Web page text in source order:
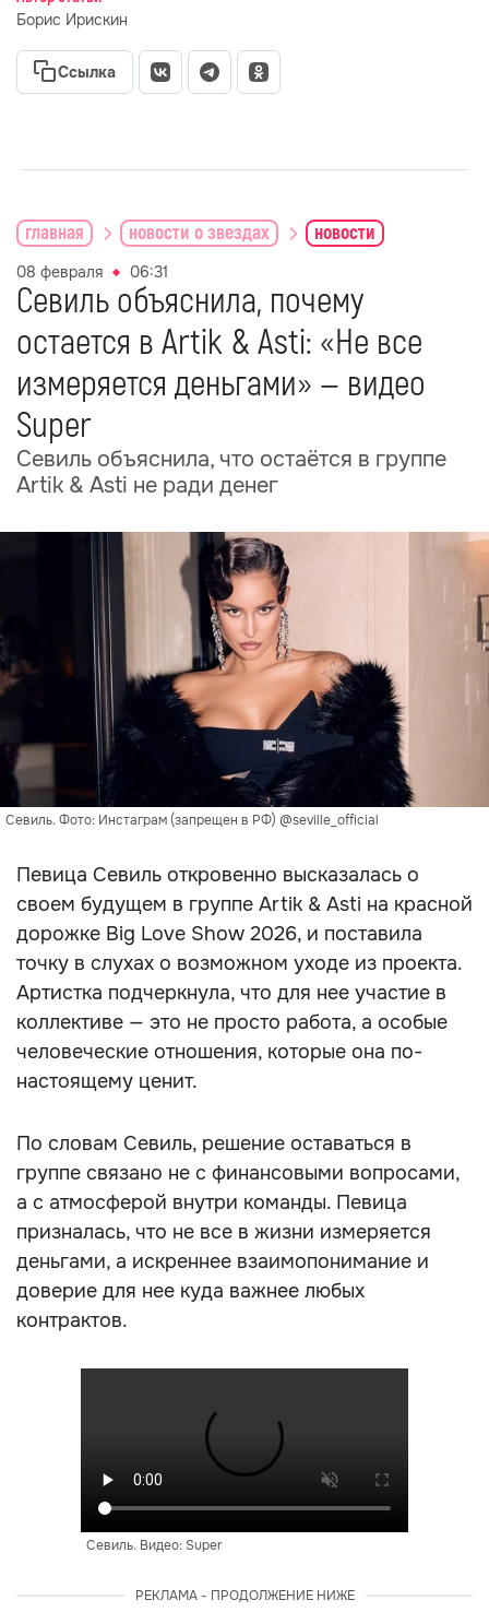
Борис Ирискин
Ссылка
главная новости о звездах новости
08 февраля 06:31
Севиль объяснила, почему
остается в Artik & Asti: «Не все
измеряется деньгами» — видео
Super
Севиль объяснила, что остаётся в группе
Artik & Asti не ради денег
Севиль. Фото: Инстаграм (запрещен в РФ) @seville_official
Певица Севиль откровенно высказалась о
своем будущем в группе Artik & Asti на красной
дорожке Big Love Show 2026, и поставила
точку в слухах о возможном уходе из проекта.
Артистка подчеркнула, что для нее участие в
коллективе — это не просто работа, а особые
человеческие отношения, которые она по-
настоящему ценит.
По словам Севиль, решение оставаться в
группе связано не с финансовыми вопросами,
а с атмосферой внутри команды. Певица
призналась, что не все в жизни измеряется
деньгами, а искреннее взаимопонимание и
доверие для нее куда важнее любых
контрактов.
Севиль. Видео: Super
РЕКЛАМА - ПРОДОЛЖЕНИЕ НИЖЕ